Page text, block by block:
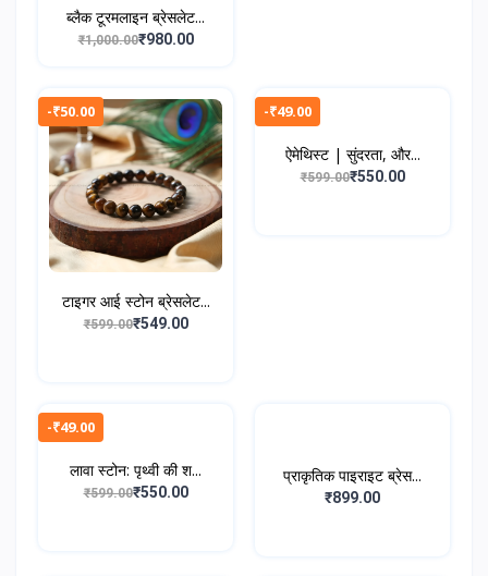
ब्लैक टूरमलाइन ब्रेसलेट...
₹1,000.00₹980.00
-₹50.00
टाइगर आई स्टोन ब्रेसलेट...
₹599.00₹549.00
-₹49.00
ऐमेथिस्ट | सुंदरता, और...
₹599.00₹550.00
-₹49.00
लावा स्टोन: पृथ्वी की श...
₹599.00₹550.00
प्राकृतिक पाइराइट ब्रेस...
₹899.00